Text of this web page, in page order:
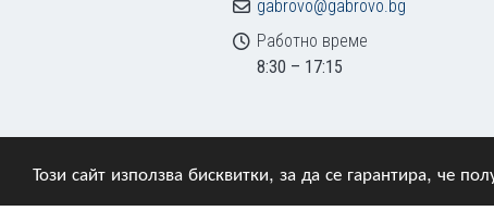
Този сайт използва бисквитки, за да се гарантира, че
gabrovo@gabrovo.bg
Работно време
8:30 – 17:15
© 2009–2026 Община Габрово. Всички права